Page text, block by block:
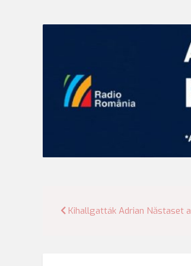
Bejegyzés
Kihallgatták Adrian Năstaset